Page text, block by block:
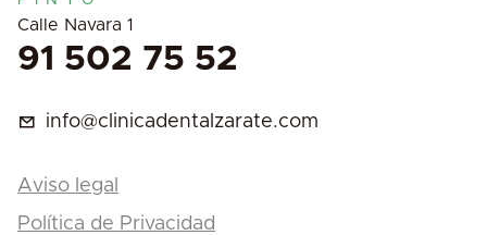
Calle Navara 1
91 502 75 52
info@clinicadentalzarate.com
Aviso legal
Política de Privacidad